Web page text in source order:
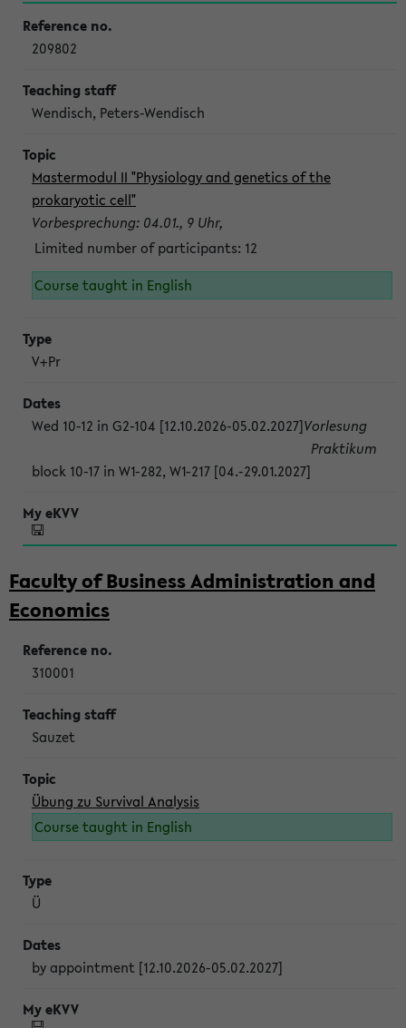
209802
Wendisch, Peters-Wendisch
Mastermodul II "Physiology and genetics of the
prokaryotic cell"
Vorbesprechung: 04.01., 9 Uhr,
Limited number of participants: 12
Course taught in English
V+Pr
Wed 10-12 in G2-104 [12.10.2026-05.02.2027]Vorlesung
block 10-17 in W1-282, W1-217 [04.-29.01.2027]
Praktikum
Faculty of Business Administration and
Economics
310001
Sauzet
Übung zu Survival Analysis
Course taught in English
Ü
by appointment [12.10.2026-05.02.2027]